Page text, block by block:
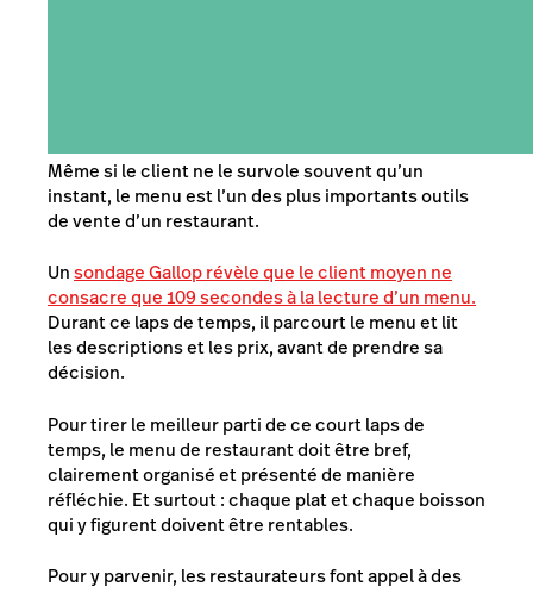
Même si le client ne le survole souvent qu’un
instant, le menu est l’un des plus importants outils
de vente d’un restaurant.
Unsondage Gallop révèle que le client moyen ne
consacre que 109 secondes à la lecture d’un menu.
Durant ce laps de temps, il parcourt le menu et lit
les descriptions et les prix, avant de prendre sa
décision.
Pour tirer le meilleur parti de ce court laps de
temps, le menu de restaurant doit être bref,
clairement organisé et présenté de manière
réfléchie. Et surtout : chaque plat et chaque boisson
qui y figurent doivent être rentables.
Pour y parvenir, les restaurateurs font appel à des